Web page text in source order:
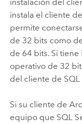
instala el cliente
permite
de 32 bits como
de 64 bits. Si tiene
operativo de 32
del cliente de
Si su cliente de
equipo que SQL